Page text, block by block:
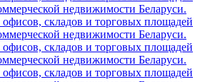
недвижимости Беларуси.
складов и торговых площадей
недвижимости Беларуси.
складов и торговых площадей
недвижимости Беларуси.
складов и торговых площадей